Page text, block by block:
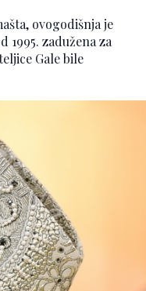
ovogodišnja je
1995. zadužena za
Gale bile